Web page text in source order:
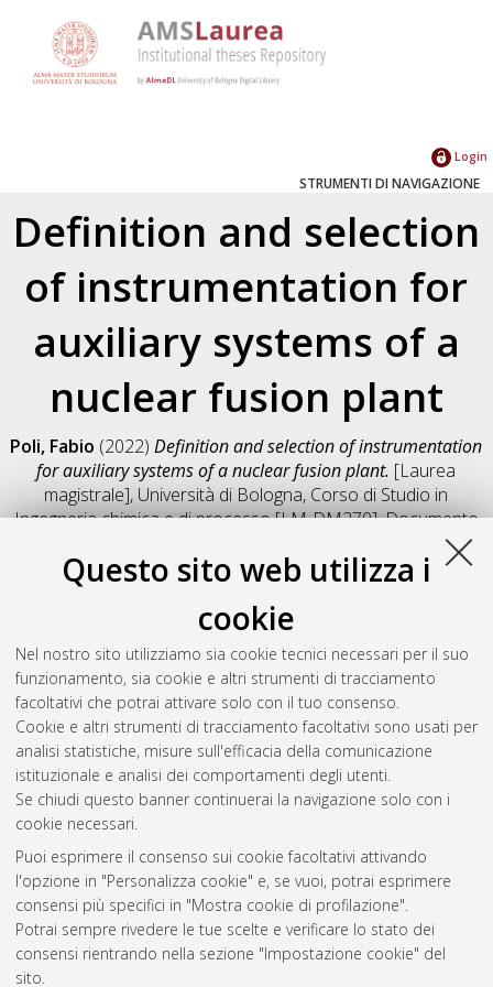
Questo sito web utilizza i
cookie
Nel nostro sito utilizziamo sia cookie tecnici necessari per il suo
funzionamento, sia cookie e altri strumenti di tracciamento
facoltativi che potrai attivare solo con il tuo consenso.
Cookie e altri strumenti di tracciamento facoltativi sono usati per
analisi statistiche, misure sull'efficacia della comunicazione
istituzionale e analisi dei comportamenti degli utenti.
Se chiudi questo banner continuerai la navigazione solo con i
cookie necessari.
Puoi esprimere il consenso sui cookie facoltativi attivando
l'opzione in "Personalizza cookie" e, se vuoi, potrai esprimere
consensi più specifici in "Mostra cookie di profilazione".
Potrai sempre rivedere le tue scelte e verificare lo stato dei
consensi rientrando nella sezione "Impostazione cookie" del
sito.
Login
STRUMENTI DI NAVIGAZIONE
Definition and selection
of instrumentation for
auxiliary systems of a
nuclear fusion plant
Poli, Fabio (2022)Definition and selection of instrumentation
for auxiliary systems of a nuclear fusion plant. [Laurea
magistrale], Università di Bologna, Corso di Studio in
Ingegneria chimica e di processo [LM-DM270], Documento
Salva citazione
Condividi
Il full-text non è disponibile per scelta dell'autore. (
Abstract
Altri metadati
Gestione del documento:
Atom
Rss 1.0
Rss 2.0